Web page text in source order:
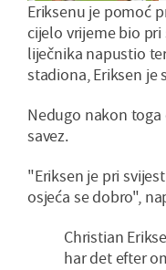
Eriksenu je pomoć
cijelo vrijeme bio
liječnika napustio
stadiona, Eriksen je
Nedugo nakon
savez.
"Eriksen je pri
osjeća se dobro",
Christian
har det efter